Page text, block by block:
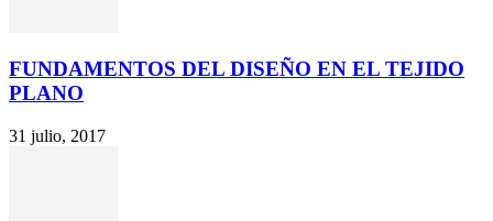
FUNDAMENTOS DEL DISEÑO EN EL TEJIDO
PLANO
31 julio, 2017